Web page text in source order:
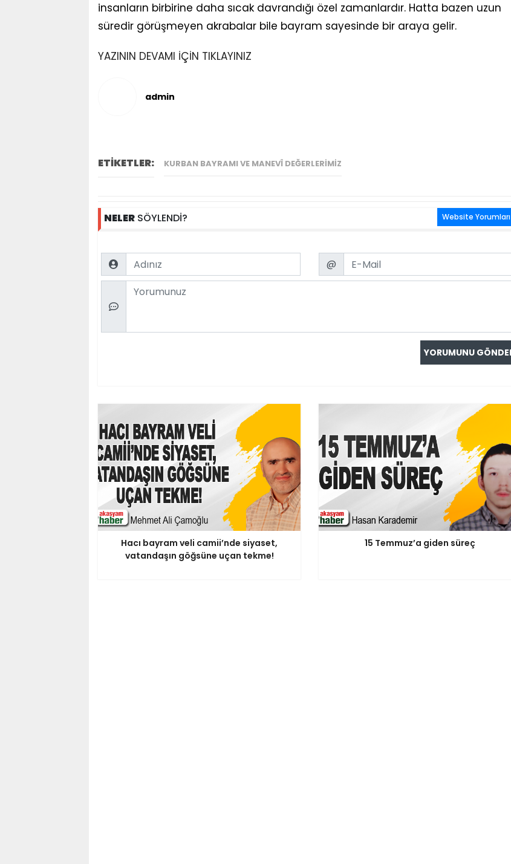
insanların birbirine daha sıcak davrandığı özel zamanlardır. Hatta bazen uzun
süredir görüşmeyen akrabalar bile bayram sayesinde bir araya gelir.
YAZININ DEVAMI İÇİN TIKLAYINIZ
admin
ETİKETLER: KURBAN BAYRAMI VE MANEVÎ DEĞERLERIMIZ
NELER SÖYLENDİ? Website Yorumları
Name Email
@
Comment
Hacı bayram veli camii’nde siyaset,
vatandaşın göğsüne uçan tekme!
15 Temmuz’a giden süreç